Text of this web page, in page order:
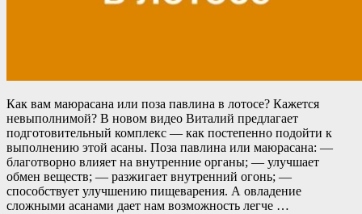
Как вам маюрасана или поза павлина в лотосе? Кажется
невыполнимой? В новом видео Виталий предлагает
подготовительный комплекс — как постепенно подойти к
выполнению этой асаны. Поза павлина или маюрасана: —
благотворно влияет на внутренние органы; — улучшает
обмен веществ; — разжигает внутренний огонь; —
способствует улучшению пищеварения. А овладение
сложными асанами дает нам возможность легче …